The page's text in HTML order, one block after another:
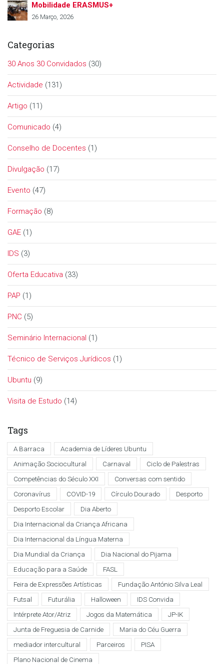
Mobilidade ERASMUS+
26 Março, 2026
Categorias
30 Anos 30 Convidados (30)
Actividade (131)
Artigo (11)
Comunicado (4)
Conselho de Docentes (1)
Divulgação (17)
Evento (47)
Formação (8)
GAE (1)
IDS (3)
Oferta Educativa (33)
PAP (1)
PNC (5)
Seminário Internacional (1)
Técnico de Serviços Jurídicos (1)
Ubuntu (9)
Visita de Estudo (14)
Tags
A Barraca
Academia de Líderes Ubuntu
Animação Sociocultural
Carnaval
Ciclo de Palestras
Competências do Século XXI
Conversas com sentido
Coronavírus
COVID-19 Círculo Dourado
Desporto
Desporto Escolar
Dia Aberto
Dia Internacional da Criança Africana
Dia Internacional da Língua Materna
Dia Mundial da Criança
Dia Nacional do Pijama
Educação para a Saúde
FASL
Feira de Expressões Artísticas
Fundação António Silva Leal
Futsal
Futurália Halloween
IDS Convida
Intérprete Ator/Atriz
Jogos da Matemática
JP-IK
Junta de Freguesia de Carnide
Maria do Céu Guerra
mediador intercultural
Parceiros
PISA
Plano Nacional de Cinema